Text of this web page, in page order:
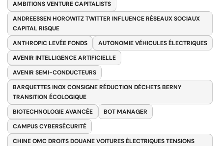
AMBITIONS VENTURE CAPITALISTS
ANDREESSEN HOROWITZ TWITTER INFLUENCE RÉSEAUX SOCIAUX
CAPITAL RISQUE
ANTHROPIC LEVÉE FONDS
AUTONOMIE VÉHICULES ÉLECTRIQUES
AVENIR INTELLIGENCE ARTIFICIELLE
AVENIR SEMI-CONDUCTEURS
BARQUETTES INOX CONSIGNE RÉDUCTION DÉCHETS BERNY
TRANSITION ÉCOLOGIQUE
BIOTECHNOLOGIE AVANCÉE
BOT MANAGER
CAMPUS CYBERSÉCURITÉ
CHINE OMC DROITS DOUANE VOITURES ÉLECTRIQUES TENSIONS